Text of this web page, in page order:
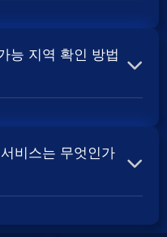
금액과 조건은 카드사 및
적인
능 지역 확인 방법
능한 상품 및 속도를 확
선 종류(광랜, FTTH 등)
비스는 무엇인가